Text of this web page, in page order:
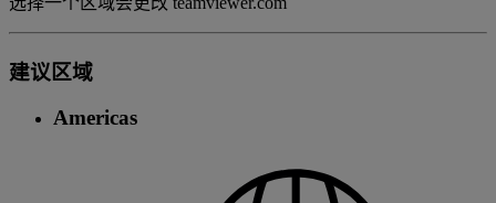
建议区域
Americas